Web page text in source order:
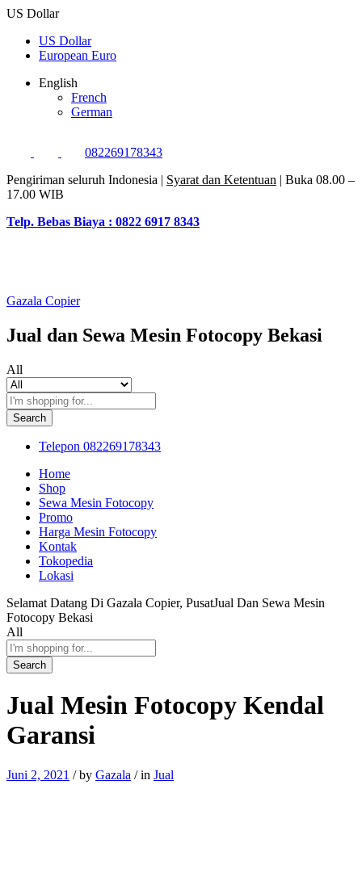
US Dollar
US Dollar
European Euro
English
French
German
082269178343
Pengiriman seluruh Indonesia | Syarat dan Ketentuan | Buka 08.00 –
17.00 WIB
Telp. Bebas Biaya : 0822 6917 8343
Gazala Copier
Jual dan Sewa Mesin Fotocopy Bekasi
All
Search
Telepon 082269178343
Home
Shop
Sewa Mesin Fotocopy
Promo
Harga Mesin Fotocopy
Kontak
Tokopedia
Lokasi
Selamat Datang Di Gazala Copier, PusatJual Dan Sewa Mesin
Fotocopy Bekasi
All
Search
Jual Mesin Fotocopy Kendal
Garansi
Juni 2, 2021 /by Gazala /in Jual